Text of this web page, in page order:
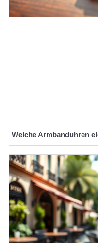
Welche Armbanduhren